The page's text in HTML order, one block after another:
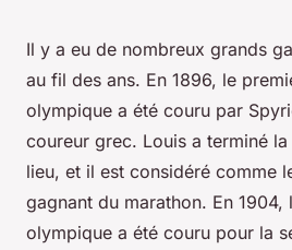
Il y a eu de nombreux grands
au fil des ans. En 1896, le
olympique a été couru par
coureur grec. Louis a terminé
lieu, et il est considéré comme
gagnant du marathon. En 1904,
olympique a été couru pour la